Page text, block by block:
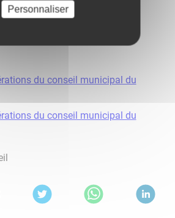
du conseil municipal du
du conseil municipal du
du conseil municipal du
Personnaliser